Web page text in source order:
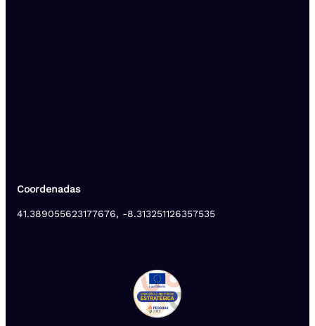
Coordenadas
41.389055623177676, -8.313251126357535